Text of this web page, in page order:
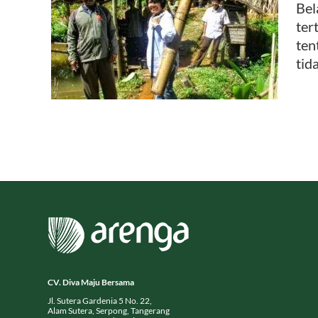
CV. Diva Maju Bersama
Jl. Sutera Gardenia 5 No. 22,
Alam Sutera, Serpong, Tangerang